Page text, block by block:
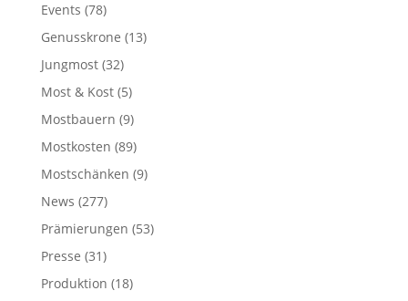
Events (78)
Genusskrone (13)
Jungmost(32)
Most & Kost(5)
Mostbauern (9)
Mostkosten (89)
Mostschänken (9)
News (277)
Prämierungen (53)
Presse (31)
Produktion (18)